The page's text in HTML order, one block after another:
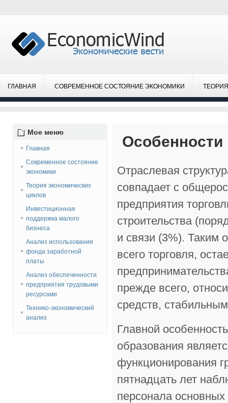
ГЛАВНАЯ СОВРЕМЕННОЕ СОСТОЯНИЕ ЭКОНОМИКИ
Отраслевая
совпадает с
предприятия
строительства
и связи (3%). Таким
всего торговля,
прежде всего,
средств,
Главной
образования
функционирования
пятнадцать лет
персонала
Мое меню
Главная
Современное состояние
экономики
Теория экономических
циклов
Инвестиционная
поддержка малого
бизнеса
Анализ использования
фонда заработной
платы
Анализ обеспеченности
предприятия трудовыми
ресурсами
Технико-экономический
анализ